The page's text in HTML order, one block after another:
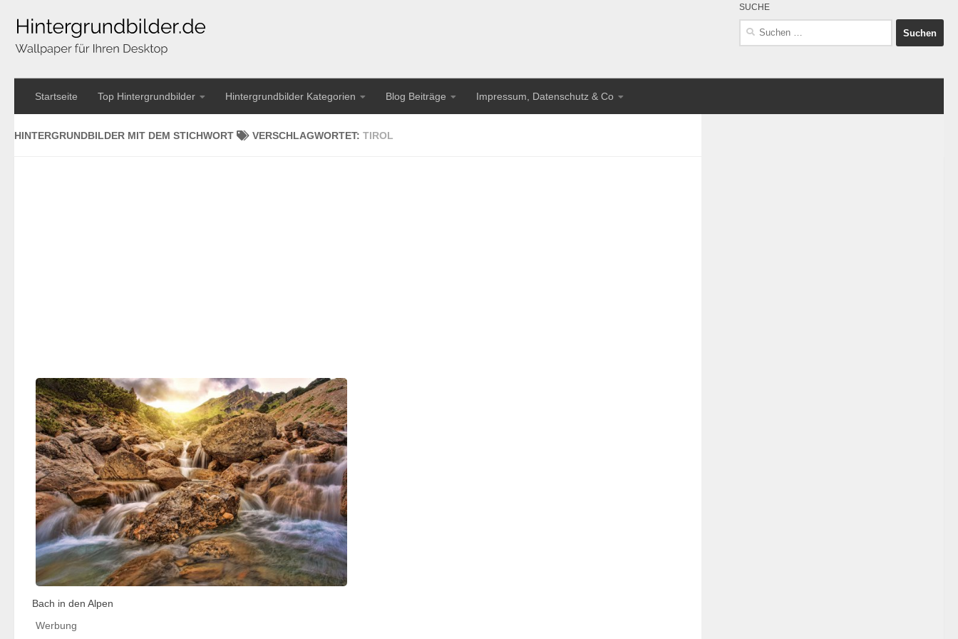
SUCHE
Suchen
Startseite Top Hintergrundbilder Hintergrundbilder Kategorien Blog Beiträge Impressum, Datenschutz & Co
HINTERGRUNDBILDER MIT DEM STICHWORT VERSCHLAGWORTET:TIROL
Bach in den Alpen
Werbung